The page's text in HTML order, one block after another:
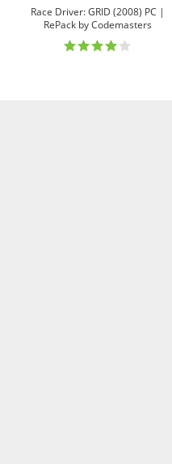
Race Driver: GRID (2008) PC |
RePack by Codemasters